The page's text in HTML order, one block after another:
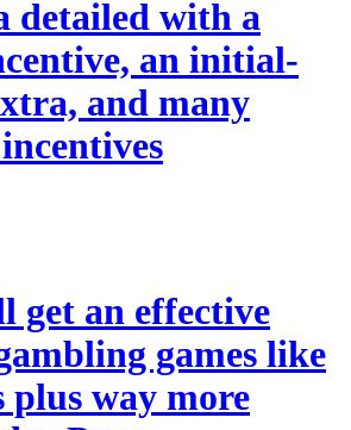
detailed with a
an initial-
and many
get an effective
games like
plus way more